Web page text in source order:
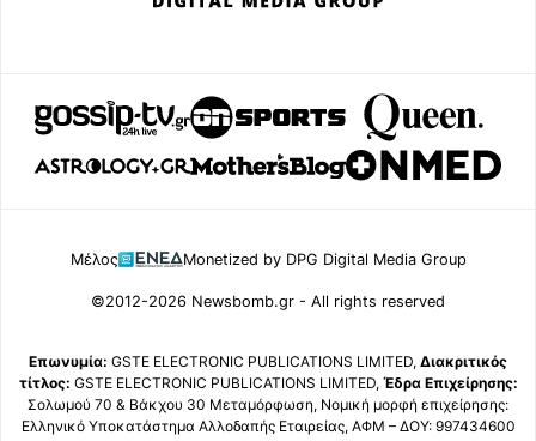
Μέλος Monetized by DPG Digital Media Group
©2012-2026 Newsbomb.gr - All rights reserved
Επωνυμία: GSTE ELECTRONIC PUBLICATIONS LIMITED, Διακριτικός
τίτλος: GSTE ELECTRONIC PUBLICATIONS LIMITED, Έδρα Επιχείρησης:
Σολωμού 70 & Βάκχου 30 Μεταμόρφωση, Νομική μορφή επιχείρησης:
Ελληνικό Υποκατάστημα Αλλοδαπής Εταιρείας, ΑΦΜ – ΔΟΥ: 997434600